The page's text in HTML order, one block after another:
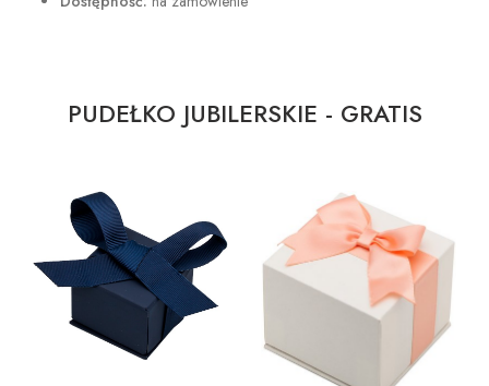
PUDEŁKO JUBILERSKIE - GRATIS